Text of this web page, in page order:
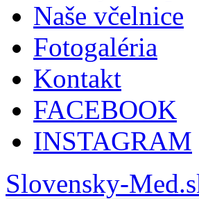
Naše včelnice
Fotogaléria
Kontakt
FACEBOOK
INSTAGRAM
Slovensky-